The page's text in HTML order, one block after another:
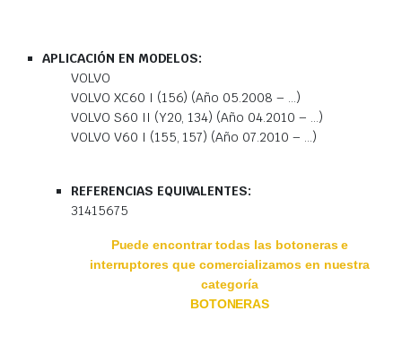
APLICACIÓN EN MODELOS:
VOLVO
VOLVO XC60 I (156) (Año 05.2008 – …)
VOLVO S60 II (Y20, 134) (Año 04.2010 – …)
VOLVO V60 I (155, 157) (Año 07.2010 – …)
REFERENCIAS EQUIVALENTES:
31415675
Puede encontrar todas las botoneras e
interruptores que comercializamos en nuestra
categoría
BOTONERAS